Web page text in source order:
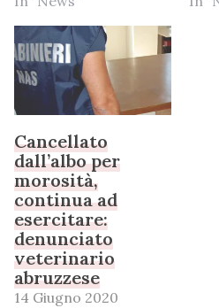
Cancellato
dall’albo per
morosità,
continua ad
esercitare:
denunciato
veterinario
abruzzese
14 Giugno 2020